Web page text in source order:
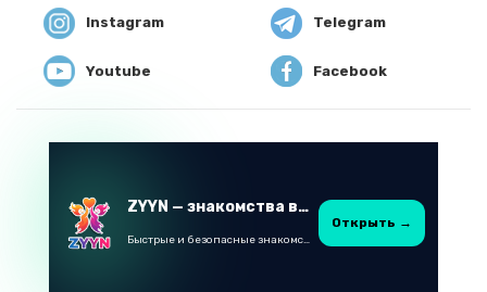
Instagram Telegram
Youtube Facebook
ZYYN — знакомства в Казахстане
Быстрые и безопасные знакомства в Telegram
Открыть →